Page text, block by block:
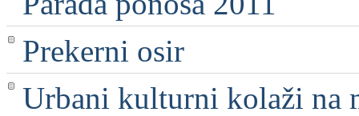
Prekerni osir
Urbani kulturni kolaži na